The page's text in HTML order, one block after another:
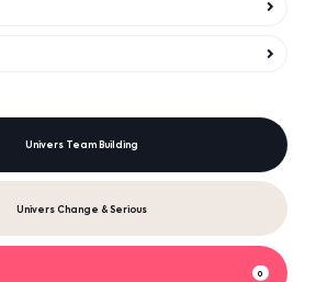
Univers Team Building
Univers Change & Serious
0